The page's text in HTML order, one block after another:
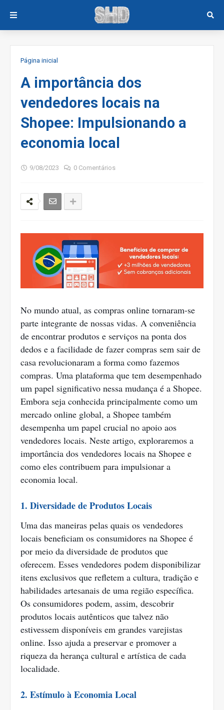
Página inicial
A importância dos
vendedores locais na
Shopee: Impulsionando a
economia local
9/08/2023 0 Comentários
No mundo atual, as compras online tornaram-se
parte integrante de nossas vidas. A conveniência
de encontrar produtos e serviços na ponta dos
dedos e a facilidade de fazer compras sem sair de
casa revolucionaram a forma como fazemos
compras. Uma plataforma que tem desempenhado
um papel significativo nessa mudança é a Shopee.
Embora seja conhecida principalmente como um
mercado online global, a Shopee também
desempenha um papel crucial no apoio aos
vendedores locais. Neste artigo, exploraremos a
importância dos vendedores locais na Shopee e
como eles contribuem para impulsionar a
economia local.
1. Diversidade de Produtos Locais
Uma das maneiras pelas quais os vendedores
locais beneficiam os consumidores na Shopee é
por meio da diversidade de produtos que
oferecem. Esses vendedores podem disponibilizar
itens exclusivos que refletem a cultura, tradição e
habilidades artesanais de uma região específica.
Os consumidores podem, assim, descobrir
produtos locais autênticos que talvez não
estivessem disponíveis em grandes varejistas
online. Isso ajuda a preservar e promover a
riqueza da herança cultural e artística de cada
localidade.
2. Estímulo à Economia Local